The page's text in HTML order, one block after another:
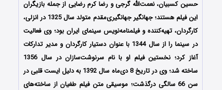
حسین کسبیان، نعمت‌الله گرجی و رضا کرم رضایی از جمله بازیگران
این فیلم هستند؛ جهانگیر جهانگیری‌مقدم متولد سال 1325 در انزلی،
کارگردان، تهیه‌کننده و فیلمنامه‌نویس سینمای ایران بود؛ وی فعالیت
در سینما را از سال 1344 با عنوان دستیار کارگردان و مدیر تدارکات
آغاز کرد؛ نخستین فیلم او با نام سرنوشت‌سازان در سال 1356
ساخته‌ شد؛ وی در تاریخ 8 دی‌ماه سال 1392 به دلیل ایست قلبی در
سن 66 سالگی درگذشت‌؛ موسیقی متن فیلم طغیان از ساخته‌های